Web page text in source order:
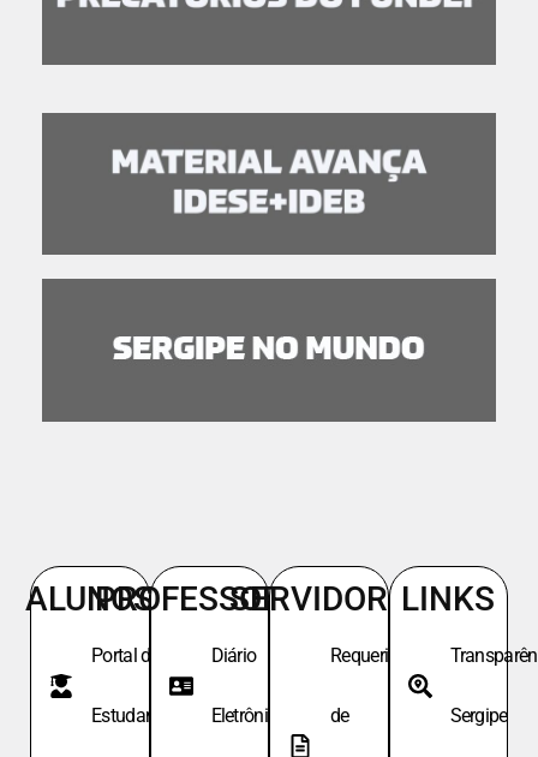
ALUNOS
Portal do
Estudante
PROFESSORES
Diário
Eletrônico
SERVIDORES
Requeri.
de
LINKS
Sergipe